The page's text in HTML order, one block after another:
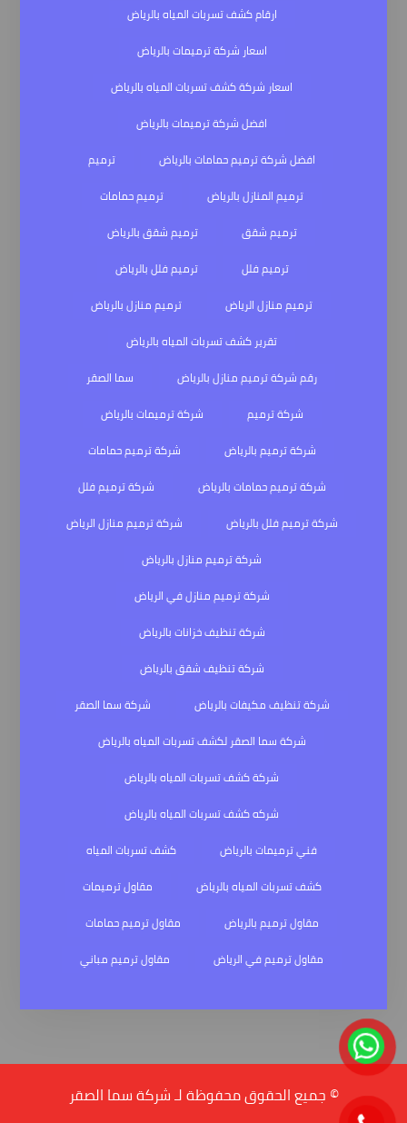
ارقام كشف تسربات المياه بالرياض
اسعار شركة ترميمات بالرياض
اسعار شركة كشف تسربات المياه بالرياض
افضل شركة ترميمات بالرياض
افضل شركة ترميم حمامات بالرياض
ترميم
ترميم المنازل بالرياض
ترميم حمامات
ترميم شقق
ترميم شقق بالرياض
ترميم فلل
ترميم فلل بالرياض
ترميم منازل الرياض
ترميم منازل بالرياض
تقرير كشف تسربات المياه بالرياض
رقم شركة ترميم منازل بالرياض
سما الصقر
شركة ترميم
شركة ترميمات بالرياض
شركة ترميم بالرياض
شركة ترميم حمامات
شركة ترميم حمامات بالرياض
شركة ترميم فلل
شركة ترميم فلل بالرياض
شركة ترميم منازل الرياض
شركة ترميم منازل بالرياض
شركة ترميم منازل في الرياض
شركة تنظيف خزانات بالرياض
شركة تنظيف شقق بالرياض
شركة تنظيف مكيفات بالرياض
شركة سما الصقر
شركة سما الصقر لكشف تسربات المياه بالرياض
شركة كشف تسربات المياه بالرياض
شركه كشف تسربات المياه بالرياض
فني ترميمات بالرياض
كشف تسربات المياه
كشف تسربات المياه بالرياض
مقاول ترميمات
مقاول ترميم بالرياض
مقاول ترميم حمامات
مقاول ترميم في الرياض
مقاول ترميم مباني
© جميع الحقوق محفوظة لـ شركة سما الصقر